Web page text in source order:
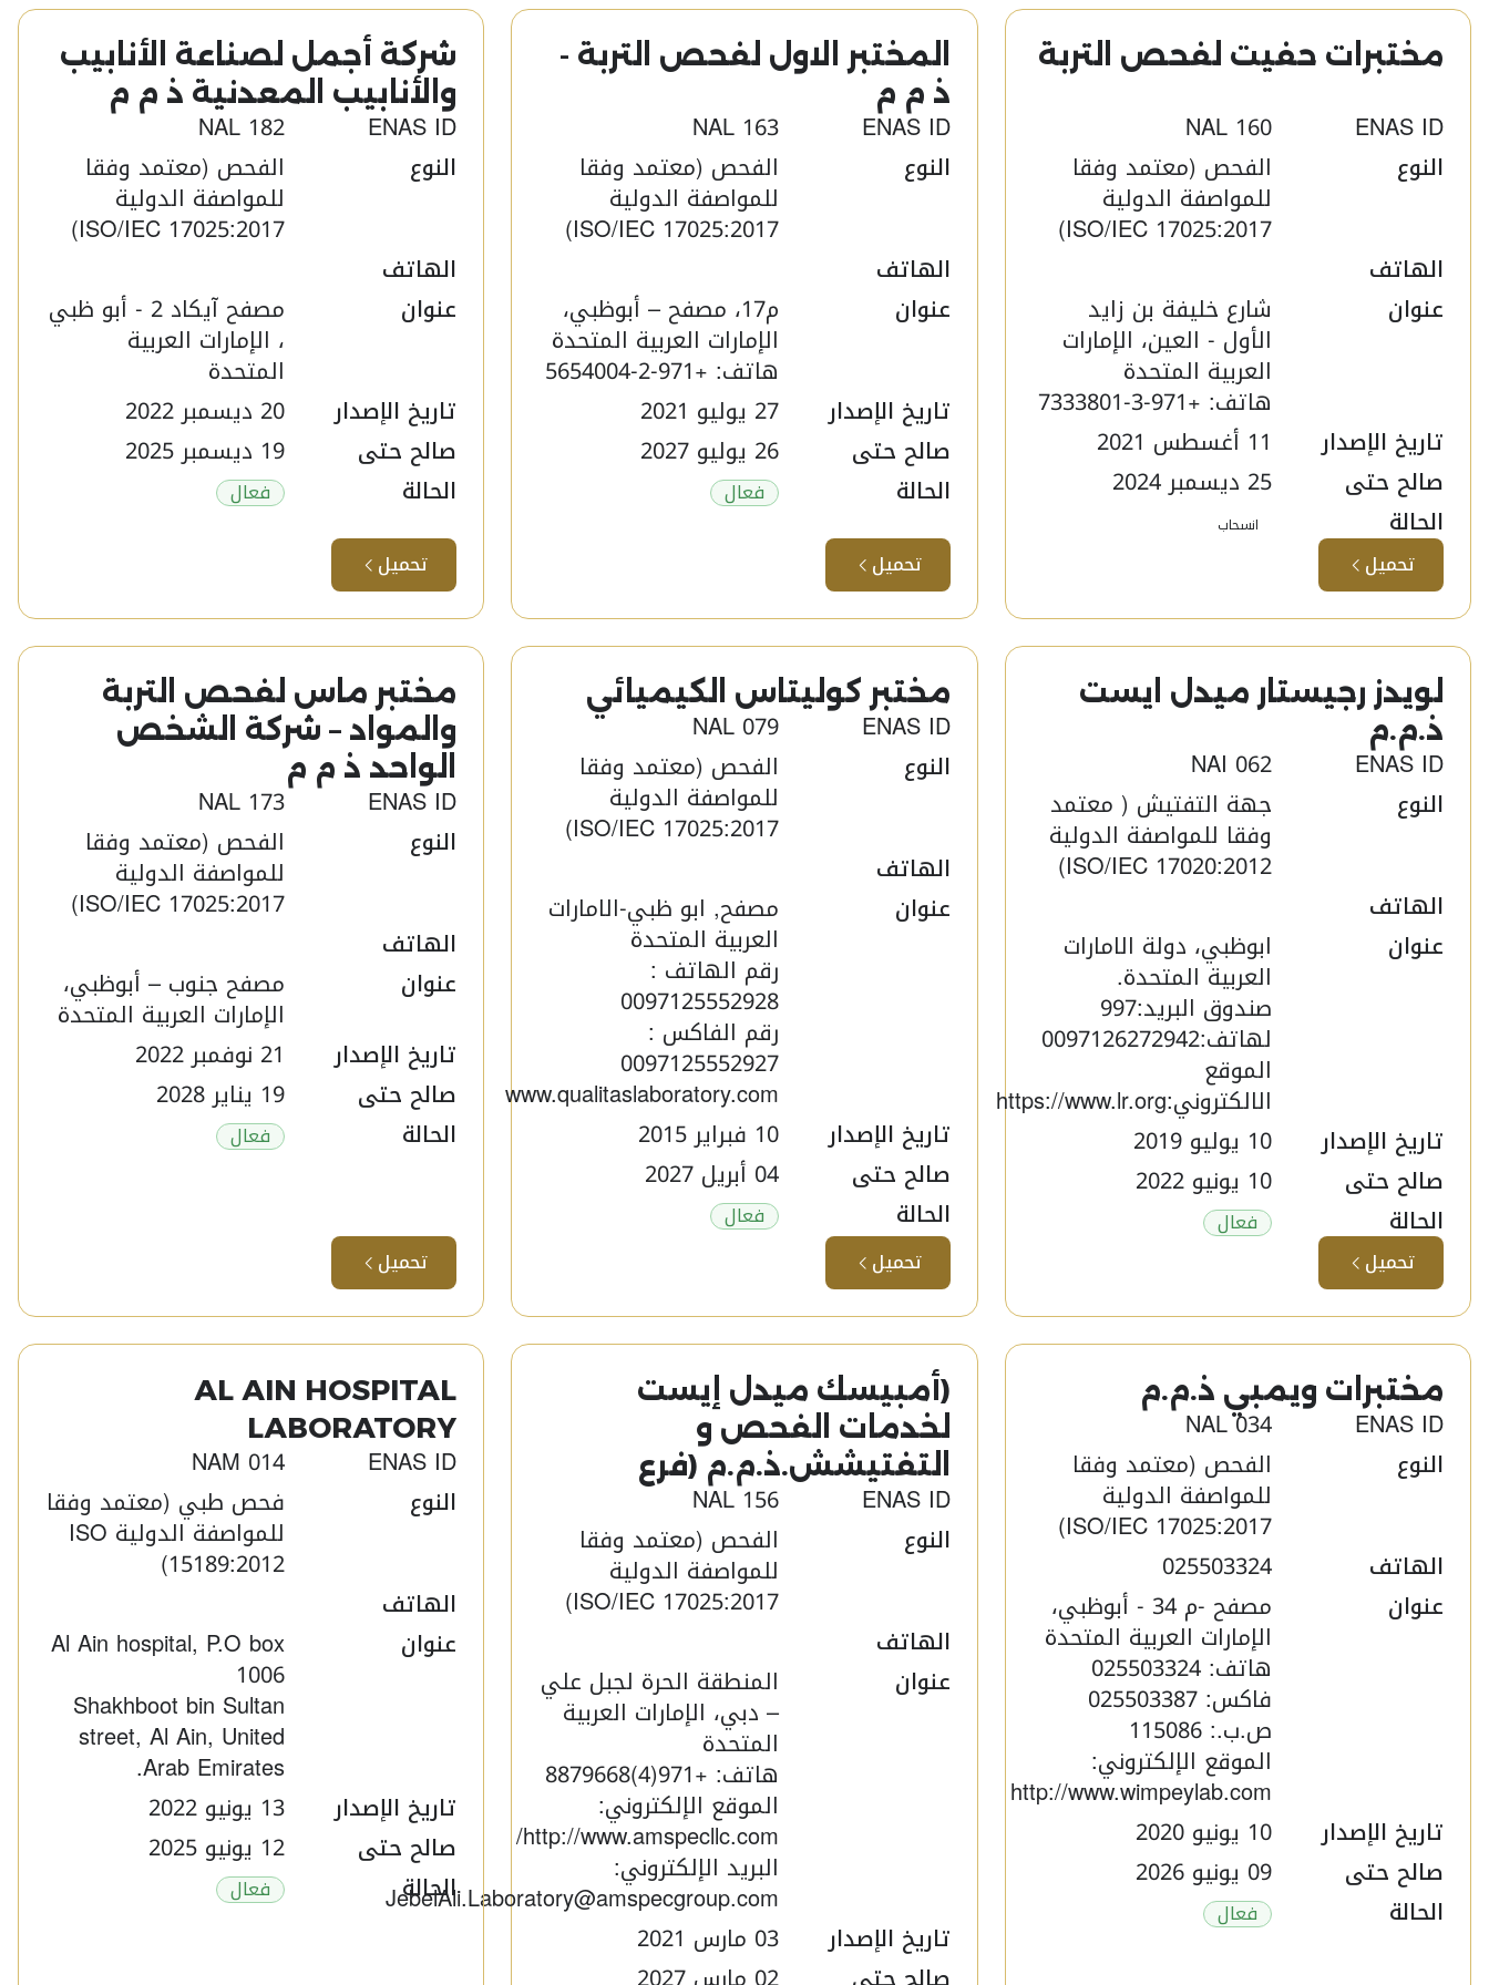
مختبرات حفيت لفحص التربة
ENAS ID
NAL 160
النوع
الفحص (معتمد وفقا
للمواصفة الدولية
ISO/IEC 17025:2017)
الهاتف
عنوان
شارع خليفة بن زايد
الأول - العين، الإمارات
العربية المتحدة
هاتف: +971-3-7333801
تاريخ الإصدار
11 أغسطس 2021
صالح حتى
25 ديسمبر 2024
الحالة
انسحاب
تحميل
المختبر الاول لفحص التربة -
ذ م م ​
ENAS ID
NAL 163
النوع
الفحص (معتمد وفقا
للمواصفة الدولية
ISO/IEC 17025:2017)
الهاتف
عنوان
م17، مصفح – أبوظبي،
الإمارات العربية المتحدة
هاتف: +971-2-5654004
تاريخ الإصدار
27 يوليو 2021
صالح حتى
26 يوليو 2027
الحالة
فعال
تحميل
شركة أجمل لصناعة الأنابيب
والأنابيب المعدنية ذ م م ​
ENAS ID
NAL 182
النوع
الفحص (معتمد وفقا
للمواصفة الدولية
ISO/IEC 17025:2017)
الهاتف
عنوان
مصفح آيكاد 2 - أبو ظبي
، الإمارات العربية
المتحدة
تاريخ الإصدار
20 ديسمبر 2022
صالح حتى
19 ديسمبر 2025
الحالة
فعال
تحميل
لويدز رجيستار ميدل ايست
ذ.م.م​
ENAS ID
NAI 062
النوع
جهة التفتيش ( معتمد
وفقا للمواصفة الدولية
ISO/IEC 17020:2012)
الهاتف
عنوان
ابوظبي، دولة الامارات
العربية المتحدة.
صندوق البريد:997
لهاتف:0097126272942
الموقع
الالكتروني:https://www.lr.org
تاريخ الإصدار
10 يوليو 2019
صالح حتى
10 يونيو 2022
الحالة
فعال
تحميل
مختبر كوليتاس الكيميائي​
ENAS ID
NAL 079
النوع
الفحص (معتمد وفقا
للمواصفة الدولية
ISO/IEC 17025:2017)
الهاتف
عنوان
مصفح, ابو ظبي-الامارات
العربية المتحدة
رقم الهاتف :
0097125552928
رقم الفاكس :
0097125552927
www.qualitaslaboratory.com
تاريخ الإصدار
10 فبراير 2015
صالح حتى
04 أبريل 2027
الحالة
فعال
تحميل
مختبر ماس لفحص التربة
والمواد – شركة الشخص
الواحد ذ م م ​
ENAS ID
NAL 173
النوع
الفحص (معتمد وفقا
للمواصفة الدولية
ISO/IEC 17025:2017)
الهاتف
عنوان
مصفح جنوب – أبوظبي،
الإمارات العربية المتحدة
تاريخ الإصدار
21 نوفمبر 2022
صالح حتى
19 يناير 2028
الحالة
فعال
تحميل
مختبرات ويمبي ذ.م.م ​
ENAS ID
NAL 034
النوع
الفحص (معتمد وفقا
للمواصفة الدولية
ISO/IEC 17025:2017)
الهاتف
025503324
عنوان
مصفح -م 34 - أبوظبي،
الإمارات العربية المتحدة
هاتف: 025503324
فاكس: 025503387
ص.ب.: 115086
الموقع الإلكتروني:
http://www.wimpeylab.com
تاريخ الإصدار
10 يونيو 2020
صالح حتى
09 يونيو 2026
الحالة
فعال
(أمبيسك ميدل إيست
لخدمات الفحص و
التفتيشش.ذ.م.م (فرع​
ENAS ID
NAL 156
النوع
الفحص (معتمد وفقا
للمواصفة الدولية
ISO/IEC 17025:2017)
الهاتف
عنوان
المنطقة الحرة لجبل علي
– دبي، الإمارات العربية
المتحدة
هاتف: +971(4)8879668
الموقع الإلكتروني:
http://www.amspecllc.com/
البريد الإلكتروني:
JebelAli.Laboratory@amspecgroup.com
تاريخ الإصدار
03 مارس 2021
AL AIN HOSPITAL
LABORATORY​
ENAS ID
NAM 014
النوع
فحص طبي (معتمد وفقا
للمواصفة الدولية ISO
15189:2012)
الهاتف
عنوان
Al Ain hospital, P.O box
1006
Shakhboot bin Sultan
street, Al Ain, United
Arab Emirates.
تاريخ الإصدار
13 يونيو 2022
صالح حتى
12 يونيو 2025
الحالة
فعال